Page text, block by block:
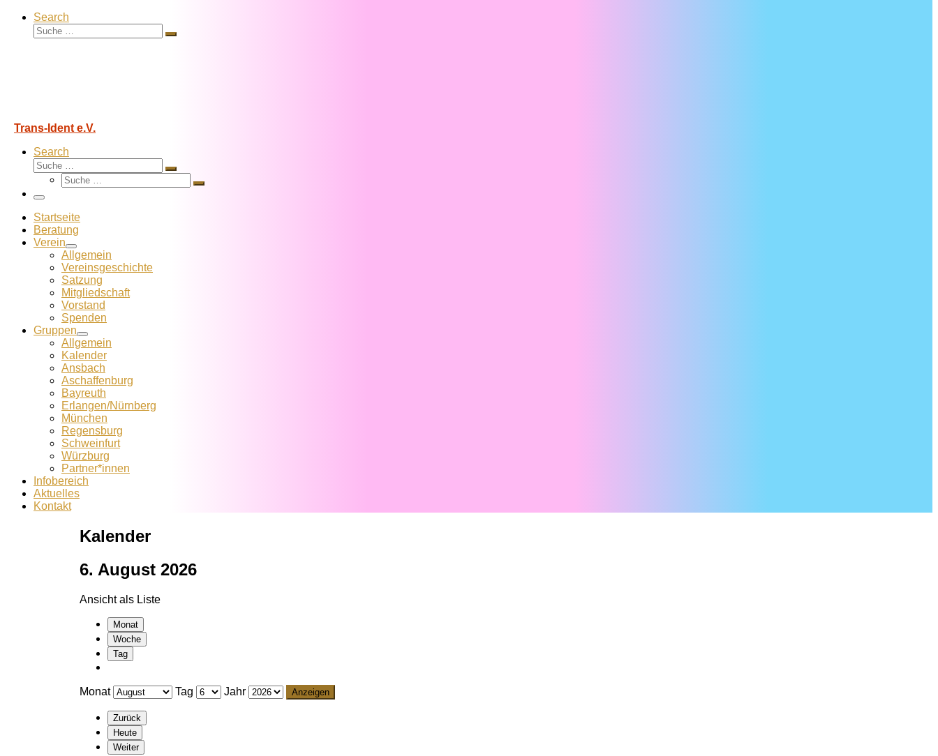
Search
Suche
Suche
Trans-Ident e.V.
Search
Suche
Suche
Suche
Suche
Menü
Startseite
Beratung
Verein
Allgemein
Vereins­geschichte
Satzung
Mitglied­schaft
Vorstand
Spenden
Gruppen
Allgemein
Kalender
Ansbach
Aschaffenburg
Bayreuth
Erlangen/Nürnberg
München
Regensburg
Schweinfurt
Würzburg
Partner*innen
Infobereich
Aktuelles
Kontakt
Kalender
6. August 2026
Ansicht als Liste
Monat
Woche
Tag
Monat Tag Jahr
Zurück
Heute
Weiter